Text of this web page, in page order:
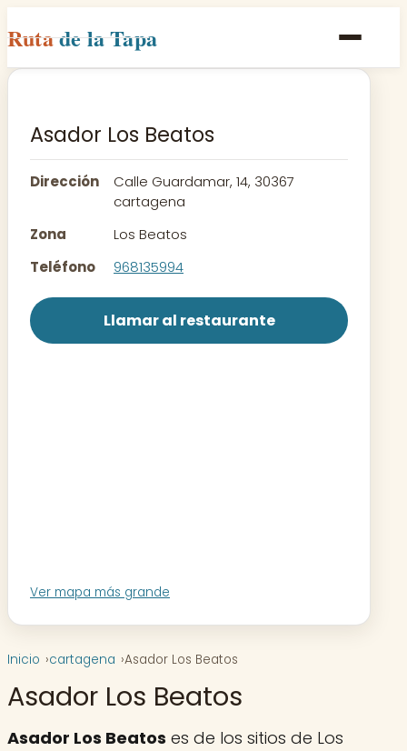
Rutade la Tapa
Inicio
Rutas
Contacto
Asador Los Beatos
Dirección
Calle Guardamar, 14, 30367
cartagena
Zona
Los Beatos
Teléfono
968135994
Llamar al restaurante
Ver mapa más grande
Inicio cartagena Asador Los Beatos
Asador Los Beatos
Asador Los Beatos es de los sitios de Los